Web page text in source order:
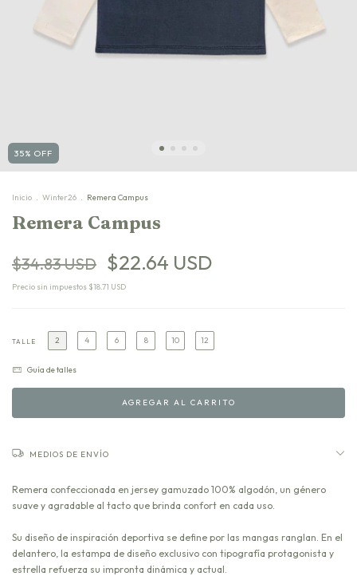
35% OFF
Inicio Winter26 Remera Campus
Remera Campus
$34.83 USD $22.64 USD
Precio sin impuestos $18.71 USD
TALLE 2 4 6 8 10 12
Guía de talles
MEDIOS DE ENVÍO
Remera confeccionada en jersey gamuzado 100% algodón, un género
suave y agradable al tacto que brinda confort en cada uso.
Su diseño de inspiración deportiva se define por las mangas ranglan. En el
delantero, la estampa de diseño exclusivo con tipografía protagonista y
estrella refuerza su impronta dinámica y actual.